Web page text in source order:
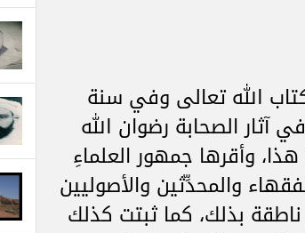
الله تعالى وفي سنة
الصحابة رضوان الله
وأقرها جمهور العلماءِ
والمحدِّثين والأصوليين
بذلك، كما ثبتت كذلك